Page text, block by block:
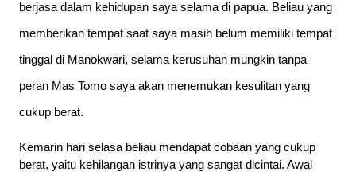
berjasa dalam kehidupan saya selama di papua. Beliau yang
memberikan tempat saat saya masih belum memiliki tempat
tinggal di Manokwari, selama kerusuhan mungkin tanpa
peran Mas Tomo saya akan menemukan kesulitan yang
cukup berat.
Kemarin hari selasa beliau mendapat cobaan yang cukup
berat, yaitu kehilangan istrinya yang sangat dicintai. Awal